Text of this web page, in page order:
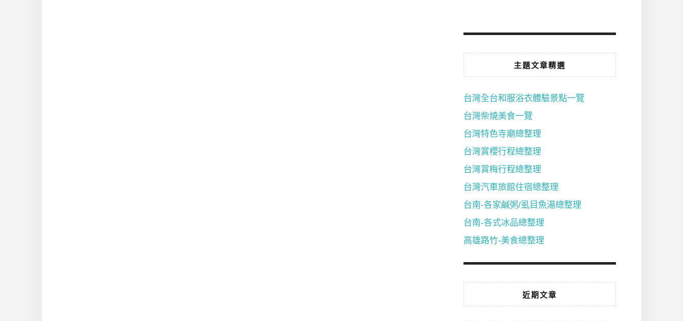
主題文章精選
台灣全台和服浴衣體驗景點一覽
台灣柴燒美食一覽
台灣特色寺廟總整理
台灣賞櫻行程總整理
台灣賞梅行程總整理
台灣汽車旅館住宿總整理
台南-各家鹹粥/虱目魚湯總整理
台南-各式冰品總整理
高雄路竹-美食總整理
近期文章